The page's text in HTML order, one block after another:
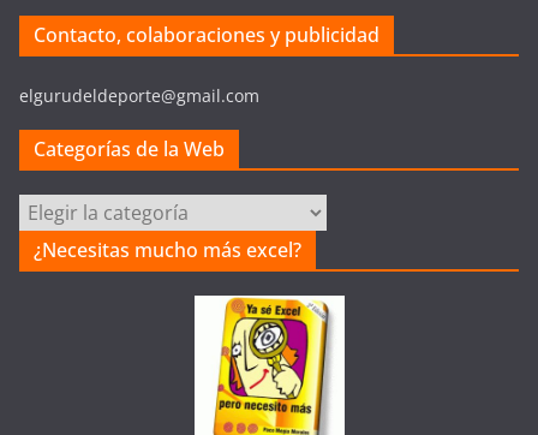
Contacto, colaboraciones y publicidad
elgurudeldeporte@gmail.com
Categorías de la Web
Categorías
la
¿Necesitas mucho más excel?